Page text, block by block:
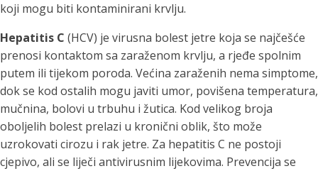
koji mogu biti kontaminirani krvlju.
Hepatitis C (HCV) je virusna bolest jetre koja se najčešće
prenosi kontaktom sa zaraženom krvlju, a rjeđe spolnim
putem ili tijekom poroda. Većina zaraženih nema simptome,
dok se kod ostalih mogu javiti umor, povišena temperatura,
mučnina, bolovi u trbuhu i žutica. Kod velikog broja
oboljelih bolest prelazi u kronični oblik, što može
uzrokovati cirozu i rak jetre. Za hepatitis C ne postoji
cjepivo, ali se liječi antivirusnim lijekovima. Prevencija se